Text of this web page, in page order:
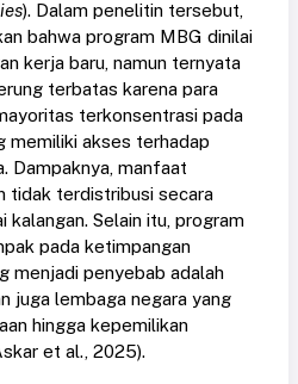
). Dalam penelitin tersebut,
bahwa program MBG dinilai
kerja baru, namun ternyata
terbatas karena para
terkonsentrasi pada
akses terhadap
Dampaknya, manfaat
tidak terdistribusi secara
kalangan. Selain itu, program
pada ketimpangan
menjadi penyebab adalah
juga lembaga negara yang
hingga kepemilikan
et al., 2025).